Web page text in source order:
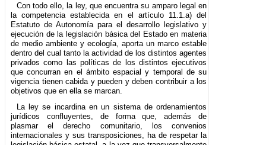
Con todo ello, la ley, que encuentra su amparo legal en
la competencia establecida en el artículo 11.1.a) del
Estatuto de Autonomía para el desarrollo legislativo y
ejecución de la legislación básica del Estado en materia
de medio ambiente y ecología, aporta un marco estable
dentro del cual tanto la actividad de los distintos agentes
privados como las políticas de los distintos ejecutivos
que concurran en el ámbito espacial y temporal de su
vigencia tienen cabida y pueden y deben contribuir a los
objetivos que en ella se marcan.
La ley se incardina en un sistema de ordenamientos
jurídicos confluyentes, de forma que, además de
plasmar el derecho comunitario, los convenios
internacionales y sus transposiciones, ha de respetar la